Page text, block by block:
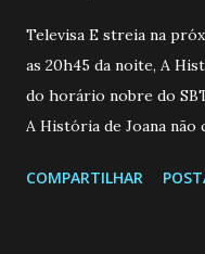
Televisa E streia na
as 20h45 da noite, A
do horário nobre do
A História de Joana não
de 25/05/26 a 31/05/26
COMPARTILHAR